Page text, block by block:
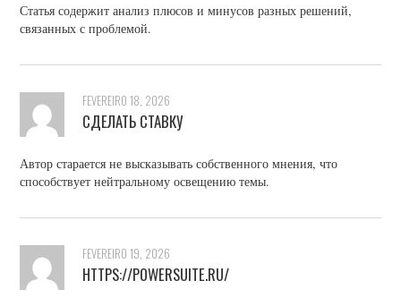
Статья содержит анализ плюсов и минусов разных решений,
связанных с проблемой.
FEVEREIRO 18, 2026
СДЕЛАТЬ СТАВКУ
Автор старается не высказывать собственного мнения, что
способствует нейтральному освещению темы.
FEVEREIRO 19, 2026
HTTPS://POWERSUITE.RU/